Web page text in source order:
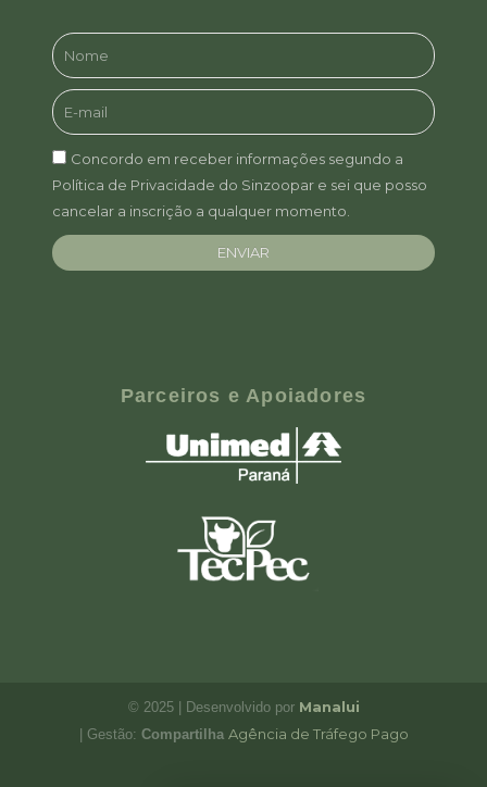
Concordo em receber informações segundo a
Política de Privacidade do Sinzoopar e sei que posso
cancelar a inscrição a qualquer momento.
ENVIAR
Parceiros e Apoiadores
© 2025 | Desenvolvido por Manalui
| Gestão: Compartilha Agência de Tráfego Pago